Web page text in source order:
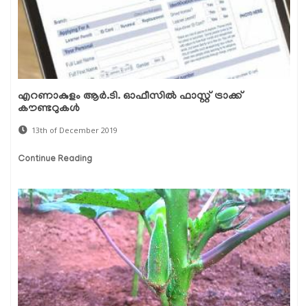
എറണാകുളം ആര്‍.ടി. ഓഫീസില്‍ ഫാസ്റ്റ് ട്രാക്ക്
കൗണ്ടറുകള്‍
13th of December 2019
Continue Reading